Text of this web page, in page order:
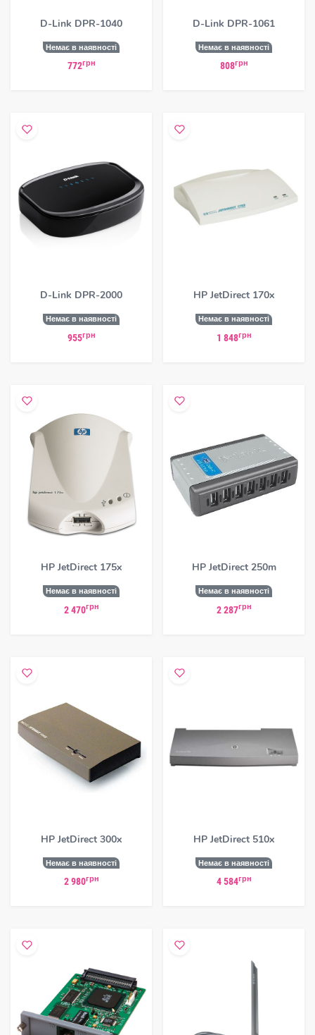
D-Link DPR-1040
Немає в наявності
772грн
D-Link DPR-1061
Немає в наявності
808грн
D-Link DPR-2000
Немає в наявності
955грн
HP JetDirect 170x
Немає в наявності
1 848грн
HP JetDirect 175x
Немає в наявності
2 470грн
HP JetDirect 250m
Немає в наявності
2 287грн
HP JetDirect 300x
Немає в наявності
2 980грн
HP JetDirect 510x
Немає в наявності
4 584грн